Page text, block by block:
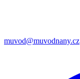
muvod@muvodnany.cz